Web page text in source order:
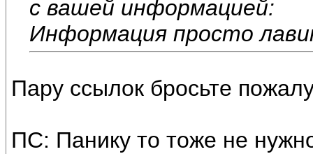
с вашей информацией:
Информация просто
Пару ссылок бросьте
ПС: Панику то тоже не